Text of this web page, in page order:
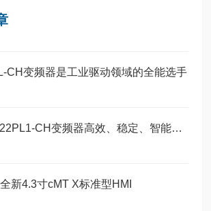
CH变频器是工业驱动领域的全能选手
东芝VFS15-4022PL1-CH变频器高效、稳定、智能的工业动力核心
新4.3寸cMT X标准型HMI